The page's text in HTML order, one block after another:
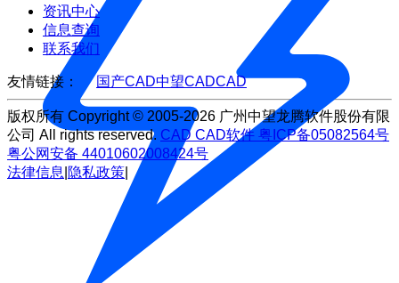
资讯中心
信息查询
联系我们
友情链接： 国产CAD中望CADCAD
版权所有 Copyright © 2005-2026 广州中望龙腾软件股份有限
公司 All rights reserved. CAD CAD软件 粤ICP备05082564号
粤公网安备 44010602008424号
法律信息 隐私政策